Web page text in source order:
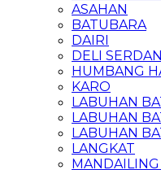
ASAHAN
BATUBARA
DAIRI
DELI
HUMBANG
KARO
LABUHAN
LABUHAN
LABUHAN
LANGKAT